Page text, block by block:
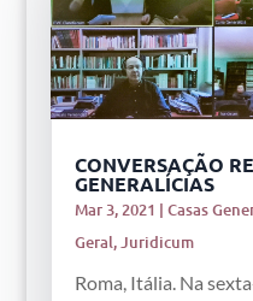
CONVERSAÇÃO
GENERALÍCIAS
Mar 3, 2021 | Casas
Geral,Juridicum
Roma, Itália. Na